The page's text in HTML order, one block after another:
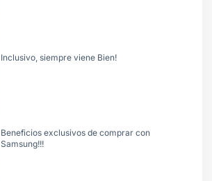
Inclusivo, siempre viene Bien!
Beneficios exclusivos de comprar con
Samsung!!!